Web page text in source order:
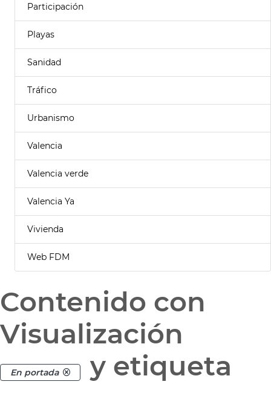
Participación
Playas
Sanidad
Tráfico
Urbanismo
Valencia
Valencia verde
Valencia Ya
Vivienda
Web FDM
Contenido con
Visualización
En portada
y etiqueta